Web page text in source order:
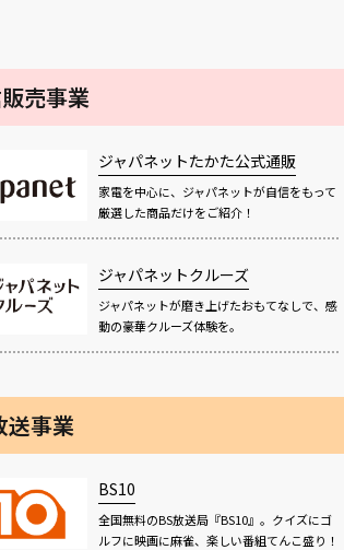
売事業
ジャパネットたかた公式通販
家電を中心に、ジャパネットが自信をもって
厳選した商品だけをご紹介！
ジャパネットクルーズ
ジャパネットが磨き上げたおもてなしで、感
動の豪華クルーズ体験を。
送事業
BS10
全国無料のBS放送局『BS10』。クイズにゴ
ルフに映画に麻雀、楽しい番組てんこ盛り！